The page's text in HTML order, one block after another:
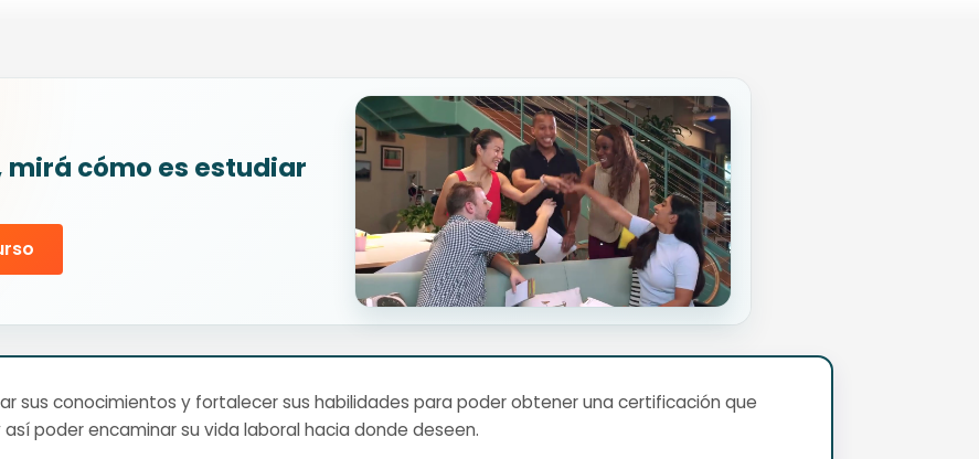
cómo es estudiar
sus conocimientos y fortalecer sus habilidades para poder obtener una certificación que
poder encaminar su vida laboral hacia donde deseen.